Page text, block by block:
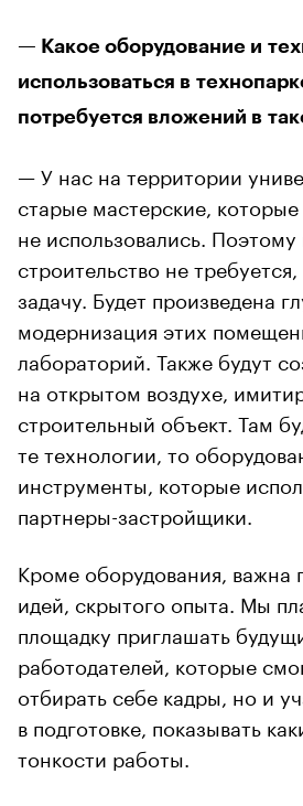
— Какое оборудование и
использоваться в
потребуется вложений в
— У нас на территории
старые мастерские, которые
не использовались. Поэтому
строительство не
задачу. Будет произведена
модернизация этих
лабораторий. Также будут
на открытом воздухе,
строительный объект. Там
те технологии, то
инструменты, которые
партнеры-застройщики.
Кроме оборудования, важна
идей, скрытого опыта. Мы
площадку приглашать
работодателей, которые
отбирать себе кадры, но и
в подготовке, показывать
тонкости работы.